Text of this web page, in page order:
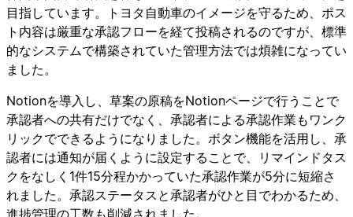
目指しています。トヨタ自動車のイメージを守るため、ポス
ト内容は厳重な承認フローを経て投稿されるのですが、標準
的なシステムで構築されていた管理方法では煩雑になってい
ました。
Notionを導入し、草案の原稿をNotionページで行うことで
承認者への共有だけでなく、承認者による承認作業もワンク
リックでできるようになりました。ボタン機能を活用し、承
認者には通知が届くように設定することで、リマインドタス
クをなしく1件15分程かかっていた承認作業が5分に短縮さ
れました。承認ステータスと承認者がひと目でわかるため、